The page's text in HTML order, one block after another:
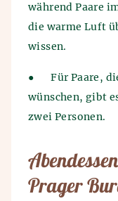
während Paare
die warme Luft
wissen.
●
Für Paare,
wünschen, gibt
zwei Personen.
Prager